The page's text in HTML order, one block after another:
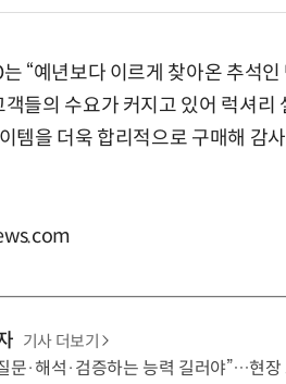
“예년보다 이르게 찾아온 추석
들의 수요가 커지고 있어 럭셔
템을 더욱 합리적으로 구매해 감
기사 더보기
문·해석·검증하는 능력 길러야”…현